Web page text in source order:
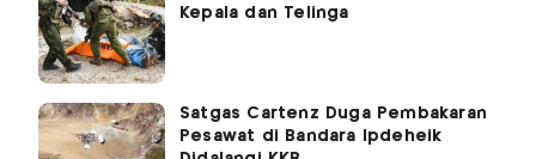
Kepala dan Telinga
Satgas Cartenz Duga Pembakaran
Pesawat di Bandara Ipdeheik